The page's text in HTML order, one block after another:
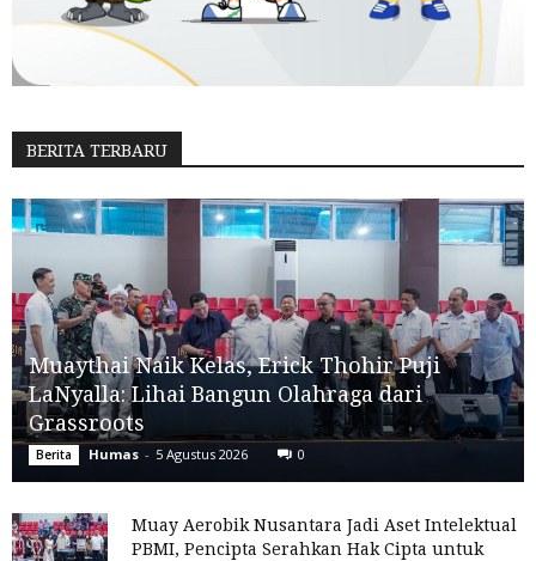
BERITA TERBARU
Muaythai Naik Kelas, Erick Thohir Puji
LaNyalla: Lihai Bangun Olahraga dari
Grassroots
Berita Humas - 5 Agustus 2026 0
Muay Aerobik Nusantara Jadi Aset Intelektual
PBMI, Pencipta Serahkan Hak Cipta untuk